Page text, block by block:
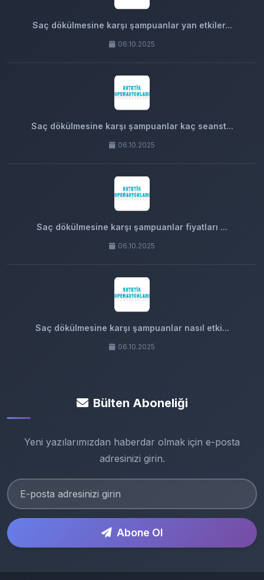
Saç dökülmesine karşı şampuanlar yan etkiler...
06.10.2025
Saç dökülmesine karşı şampuanlar kaç seanst...
06.10.2025
Saç dökülmesine karşı şampuanlar fiyatları ...
06.10.2025
Saç dökülmesine karşı şampuanlar nasıl etki...
06.10.2025
Bülten Aboneliği
Yeni yazılarımızdan haberdar olmak için e-posta
adresinizi girin.
Abone Ol